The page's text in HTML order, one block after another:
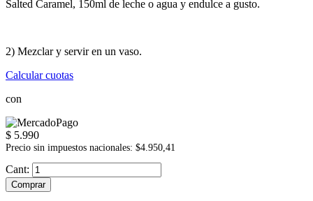
Salted Caramel, 150ml de leche o agua y endulce a gusto.
2) Mezclar y servir en un vaso.
Calcular cuotas
con
$ 5.990
Precio sin impuestos nacionales: $4.950,41
Cant:
Comprar